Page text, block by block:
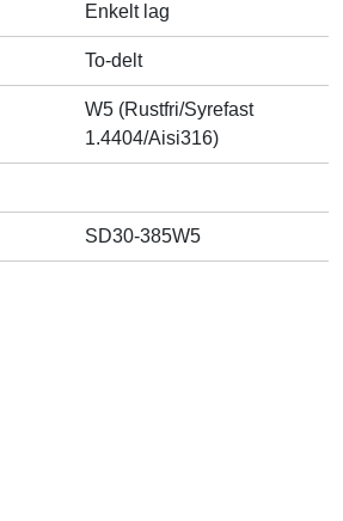
Enkelt lag
To-delt
W5 (Rustfri/Syrefast
1.4404/Aisi316)
SD30-385W5